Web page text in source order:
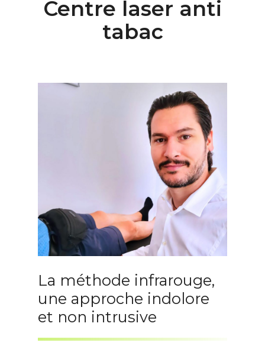
Centre laser anti
tabac
La méthode infrarouge,
une approche indolore
et non intrusive